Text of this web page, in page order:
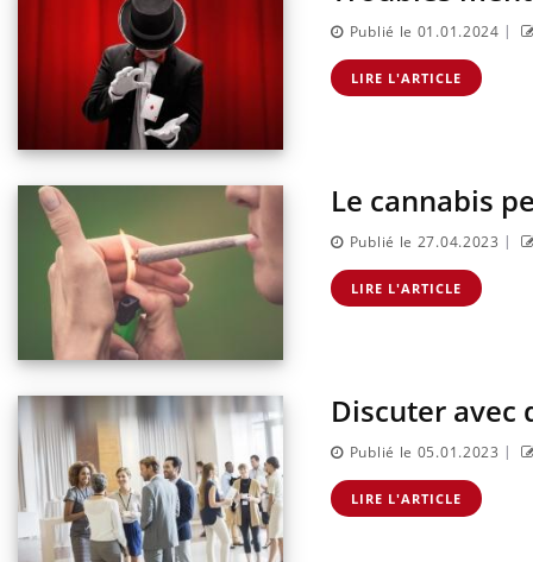
Publié le 01.01.2024 |
LIRE L'ARTICLE
Le cannabis
Publié le 27.04.2023 |
LIRE L'ARTICLE
Discuter avec
Publié le 05.01.2023 |
LIRE L'ARTICLE